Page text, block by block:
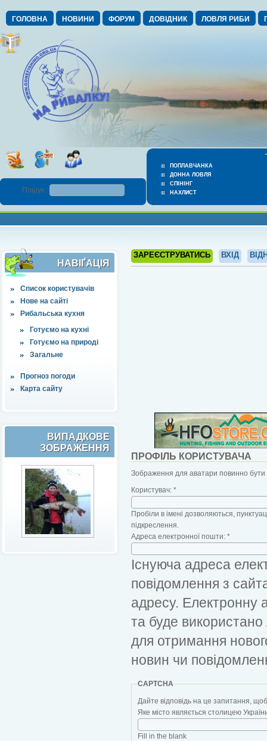
ГОЛОВНА НОВИНИ ФОРУМ ДОВІДНИК ЛОВЛЯ РИБИ
ПОПЛАВЧАНКА
ДОННА ЛОВЛЯ
СПІНІНГ
НАХЛИСТ
Пошук :
НАВІҐАЦІЯ
Список користувачів
Нове на сайті
Рибальська кухня
Готуємо на кухні
Готуємо на природі
Загальне
Прогноз погоди
Карта сайту
ВИПАДКОВЕ
ЗОБРАЖЕННЯ
ЗАРЕЄСТРУВАТИСЬ ВХІД
ПРОФІЛЬ КОРИСТУВАЧА
Зображення для аватари повинно бути
Користувач: *
Пробіли в імені дозволяються,
підкреслення.
Адреса електронної пошти: *
Існуюча адреса
повідомлення з
адресу. Електронну
та буде
для отримання
новин чи
CAPTCHA
Дайте відповідь на це запитання,
Яке місто являється столицею
Fill in the blank